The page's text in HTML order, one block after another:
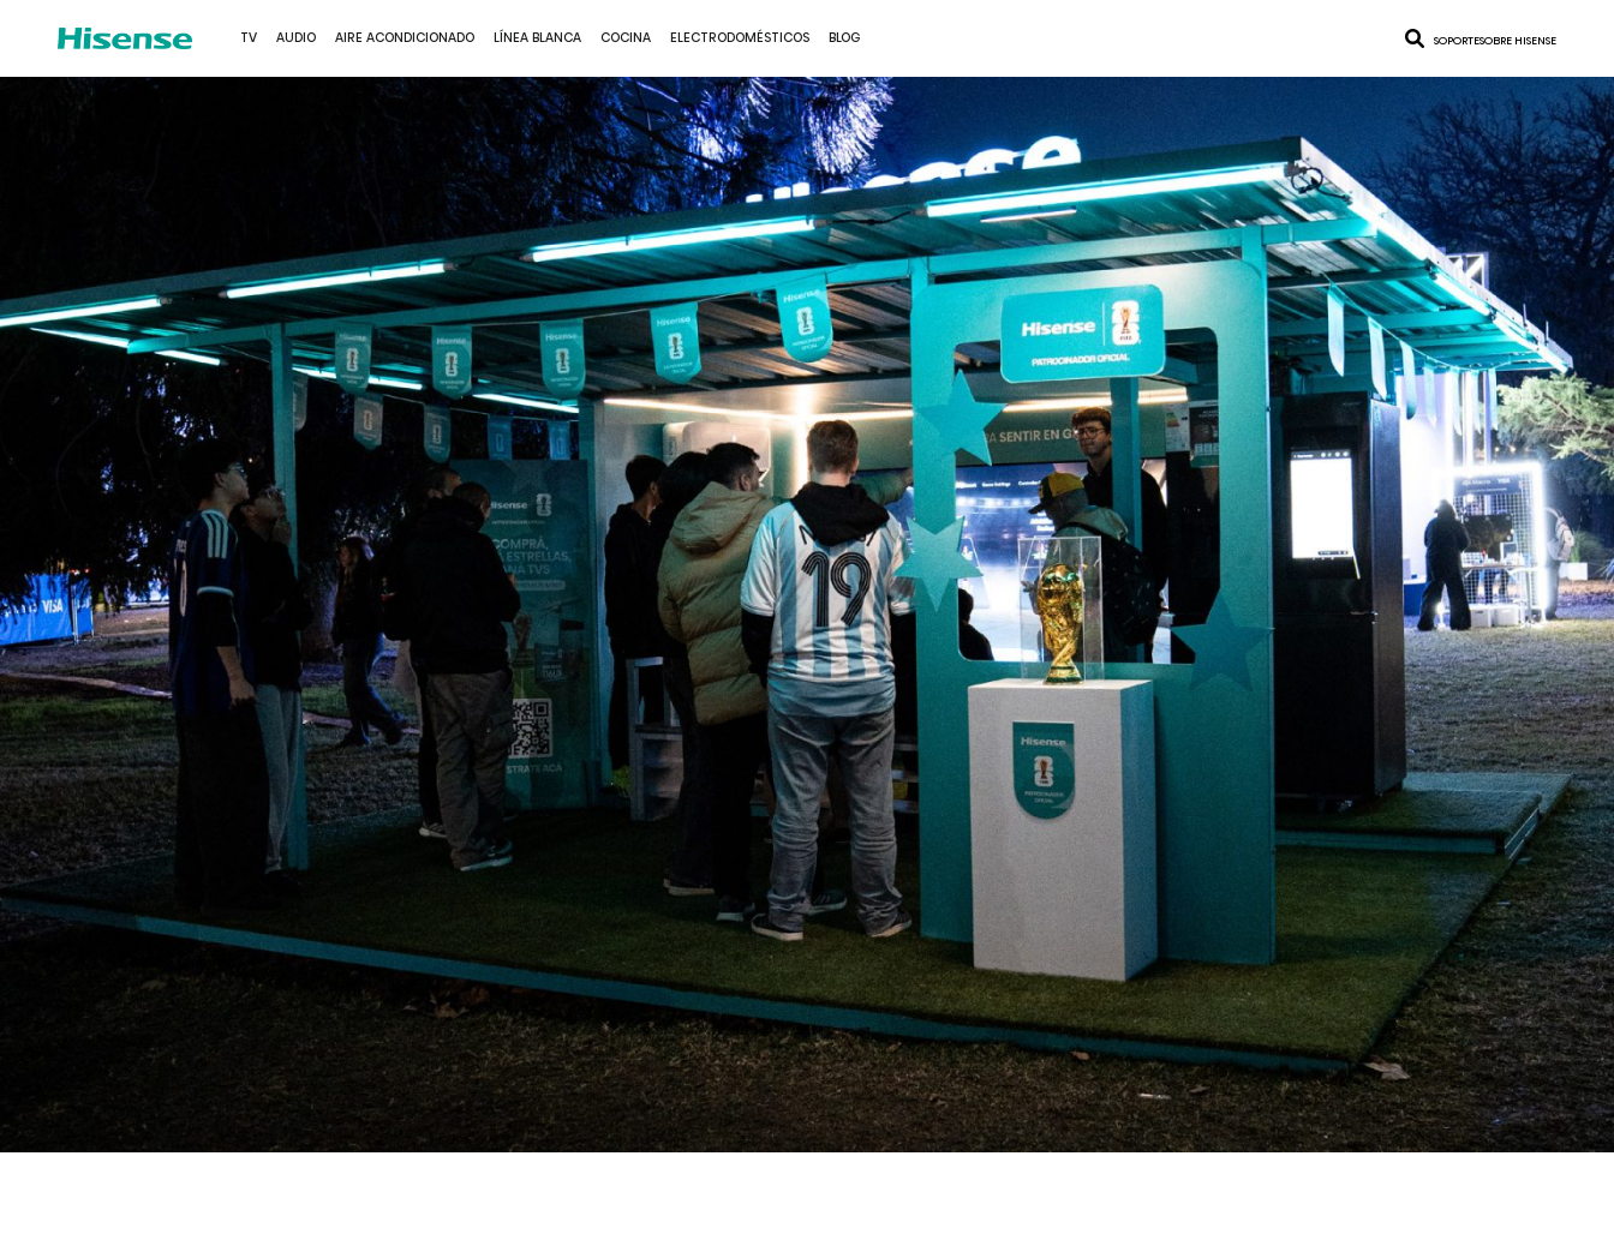
TV AUDIO AIRE ACONDICIONADO LÍNEA BLANCA COCINA ELECTRODOMÉSTICOS BLOG SOPORTESOBRE HISENSE